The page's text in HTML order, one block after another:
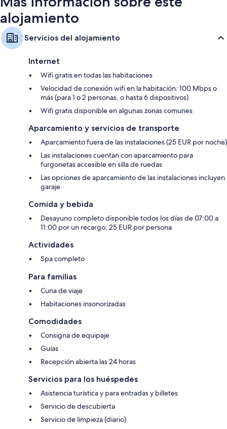
alojamiento
Servicios del alojamiento
Internet
Wifi gratis en todas las habitaciones
Velocidad de conexión wifi en la habitación: 100 Mbps o
más (para 1 o 2 personas, o hasta 6 dispositivos)
Wifi gratis disponible en algunas zonas comunes
Aparcamiento y servicios de transporte
Aparcamiento fuera de las instalaciones (25 EUR por noche)
Las instalaciones cuentan con aparcamiento para
furgonetas accesible en silla de ruedas
Las opciones de aparcamiento de las instalaciones incluyen
garaje
Comida y bebida
Desayuno completo disponible todos los días de 07:00 a
11:00 por un recargo; 25 EUR por persona
Actividades
Spa completo
Para familias
Cuna de viaje
Habitaciones insonorizadas
Comodidades
Consigna de equipaje
Guías
Recepción abierta las 24 horas
Servicios para los huéspedes
Asistencia turística y para entradas y billetes
Servicio de descubierta
Servicio de limpieza (diario)